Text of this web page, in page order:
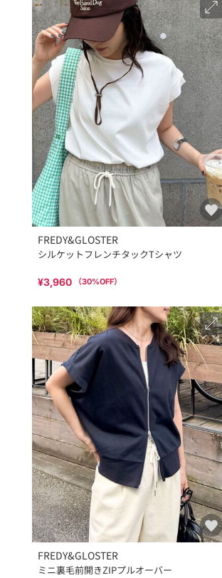
FREDY&GLOSTER
シルケットフレンチタックTシャツ
¥3,960 （30%OFF）
FREDY&GLOSTER
ミニ裏毛前開きZIPプルオーバー